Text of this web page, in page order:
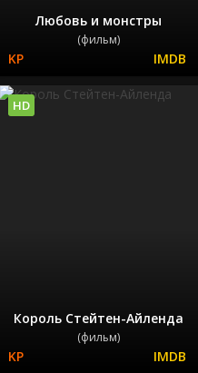
Любовь и монстры
(фильм)
Король Стейтен-Айленда
(фильм)
HD